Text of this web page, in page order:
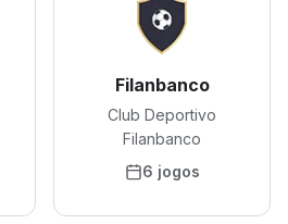
Filanbanco
Club Deportivo
Filanbanco
6 jogos